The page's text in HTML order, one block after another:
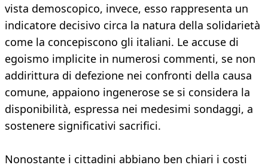
vista demoscopico, invece, esso rappresenta un
indicatore decisivo circa la natura della solidarietà
come la concepiscono gli italiani. Le accuse di
egoismo implicite in numerosi commenti, se non
addirittura di defezione nei confronti della causa
comune, appaiono ingenerose se si considera la
disponibilità, espressa nei medesimi sondaggi, a
sostenere significativi sacrifici.
Nonostante i cittadini abbiano ben chiari i costi